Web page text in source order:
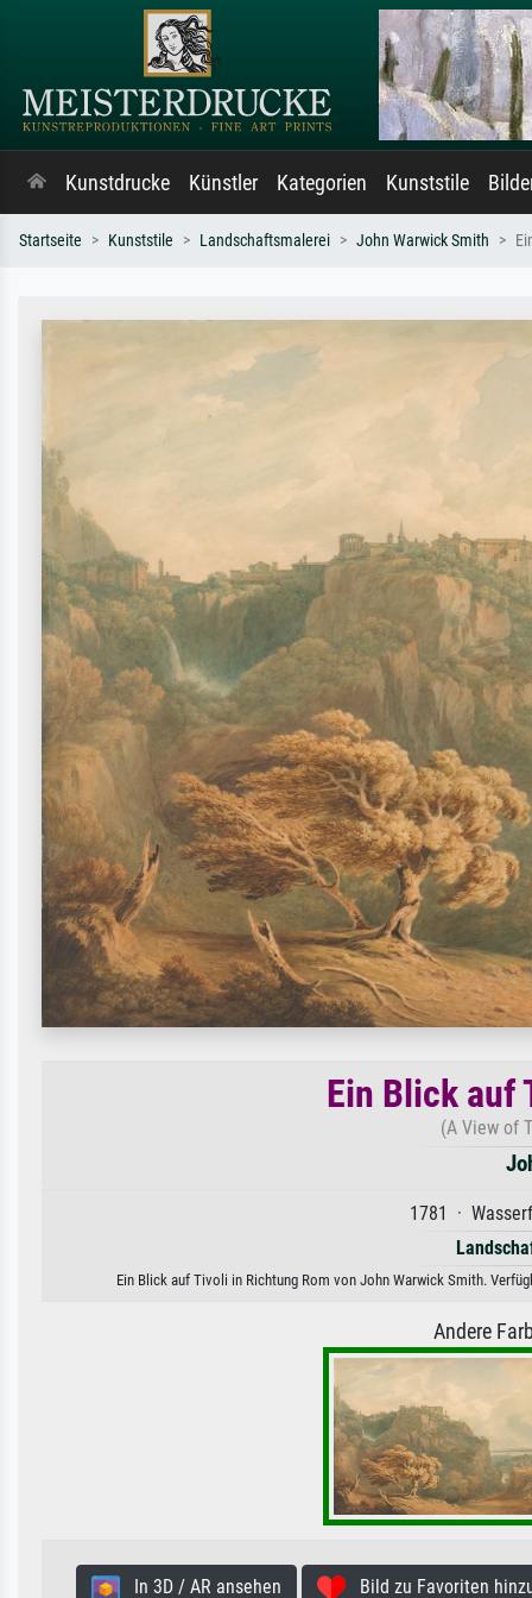
Kunstdrucke Künstler Kategorien Kunststile
Startseite Kunststile Landschaftsmalerei John Warwick Smith
Ein Blick auf
(A View of
1781 ·
Ein Blick auf Tivoli in Richtung Rom von John Warwick Smith.
Andere
In 3D / AR ansehen Bild zu Favoriten